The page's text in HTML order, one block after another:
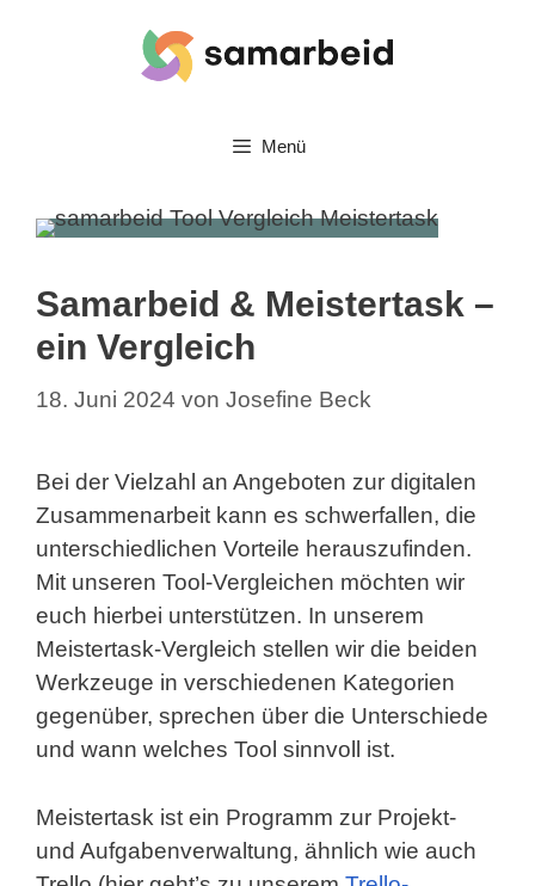
Menü
Samarbeid & Meistertask –
ein Vergleich
18. Juni 2024 von Josefine Beck
Bei der Vielzahl an Angeboten zur digitalen
Zusammenarbeit kann es schwerfallen, die
unterschiedlichen Vorteile herauszufinden.
Mit unseren Tool-Vergleichen möchten wir
euch hierbei unterstützen. In unserem
Meistertask-Vergleich stellen wir die beiden
Werkzeuge in verschiedenen Kategorien
gegenüber, sprechen über die Unterschiede
und wann welches Tool sinnvoll ist.
Meistertask ist ein Programm zur Projekt-
und Aufgabenverwaltung, ähnlich wie auch